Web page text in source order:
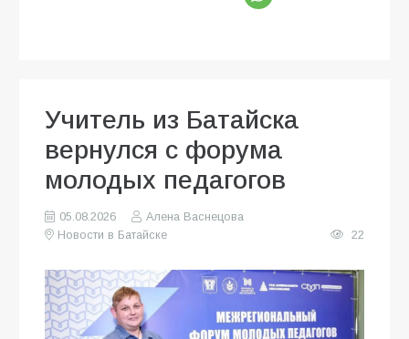
Учитель из Батайска
вернулся с форума
молодых педагогов
05.08.2026
Алена Васнецова
Новости в Батайске
22